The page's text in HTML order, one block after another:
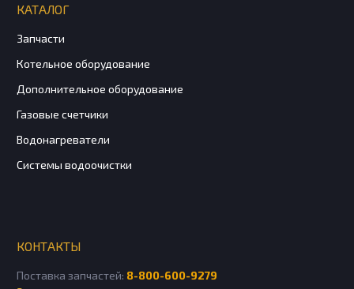
КАТАЛОГ
Запчасти
Котельное оборудование
Дополнительное оборудование
Газовые счетчики
Водонагреватели
Системы водоочистки
КОНТАКТЫ
Поставка запчастей: 8-800-600-9279